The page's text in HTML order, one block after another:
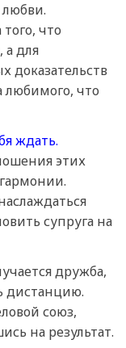
что
а для
доказательств
любимого, что
ждать.
этих
супруга на
дружба,
дистанцию.
союз,
на результат.